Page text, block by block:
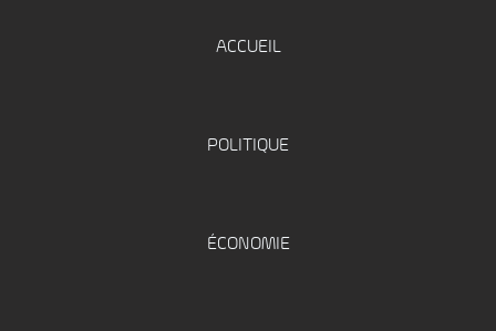
ACCUEIL
POLITIQUE
ÉCONOMIE